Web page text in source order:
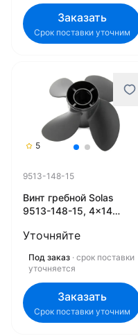
Заказать
Срок поставки уточним
5
9513-148-15
Винт гребной Solas
9513-148-15, 4x14
Уточняйте
Под заказ · срок поставки
уточняется
Заказать
Срок поставки уточним